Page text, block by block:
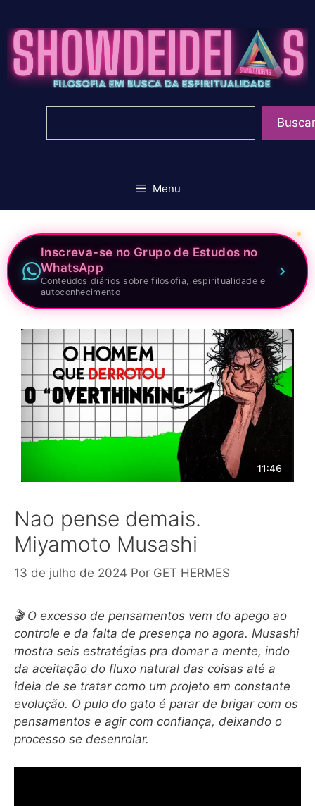
para
conteúdo
Buscar
Menu
Inscreva-se no Grupo de Estudos no
WhatsApp
Conteúdos diários sobre filosofia, espiritualidade e
autoconhecimento
Nao pense demais.
Miyamoto Musashi
13 de julho de 2024 Por GET HERMES
🎬 O excesso de pensamentos vem do apego ao
controle e da falta de presença no agora. Musashi
mostra seis estratégias pra domar a mente, indo
da aceitação do fluxo natural das coisas até a
ideia de se tratar como um projeto em constante
evolução. O pulo do gato é parar de brigar com os
pensamentos e agir com confiança, deixando o
processo se desenrolar.